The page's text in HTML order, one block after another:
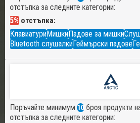
отстъпка за следните категории:
5% отстъпка:
КлавиатуриМишкиПадове за мишки
Bluetooth слушалкиГеймърски падове
Поръчайте минимум 10 броя продукти
отстъпка за следните категории: